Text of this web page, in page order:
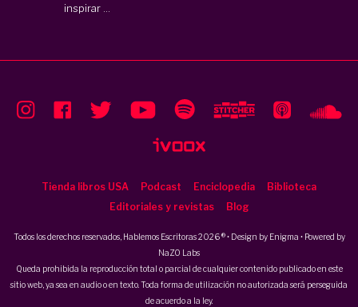
inspirar ...
Tienda libros USA Podcast Enciclopedia
Biblioteca
Editoriales y revistas
Blog
Todos los derechos reservados, Hablemos Escritoras 2026 ® • Design by Enigma • Powered by
NaZO Labs
Queda prohibida la reproducción total o parcial de cualquier contenido publicado en este
sitio web, ya sea en audio o en texto. Toda forma de utilización no autorizada será perseguida
de acuerdo a la ley.